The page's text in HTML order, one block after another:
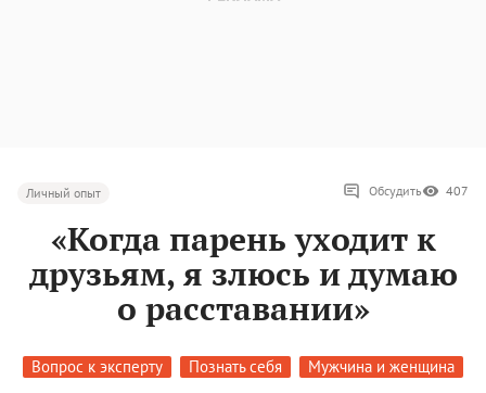
Личный опыт Обсудить 407
«Когда парень уходит к
друзьям, я злюсь и думаю
о расставании»
Вопрос к эксперту Познать себя Мужчина и женщина